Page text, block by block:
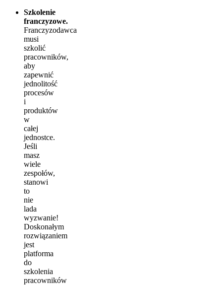
Szkolenie
franczyzowe.
Franczyzodawca
musi
szkolić
pracowników,
aby
zapewnić
jednolitość
procesów
i
produktów
w
całej
jednostce.
Jeśli
masz
wiele
zespołów,
stanowi
to
nie
lada
wyzwanie!
Doskonałym
rozwiązaniem
jest
platforma
do
szkolenia
pracowników